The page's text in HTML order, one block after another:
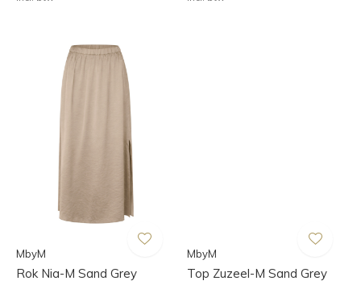
MbyM
Rok Nia-M Sand Grey
MbyM
Top Zuzeel-M Sand Grey